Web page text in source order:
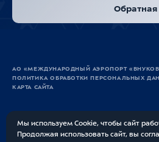
Обратная
АО «МЕЖДУНАРОДНЫЙ АЭРОПОРТ
ПОЛИТИКА ОБРАБОТКИ ПЕРСОНАЛЬНЫХ
КАРТА САЙТА
СДЕЛАНО ВRIVERSTART
Мы используем Cookie, чтобы сайт
Продолжая использовать сайт, вы